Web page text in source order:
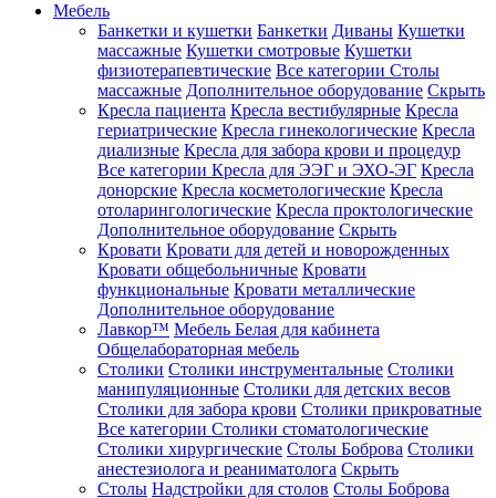
Мебель
Банкетки и кушетки Банкетки Диваны Кушетки
массажные Кушетки смотровые Кушетки
физиотерапевтические Все категории Столы
массажные Дополнительное оборудование Скрыть
Кресла пациента Кресла вестибулярные Кресла
гериатрические Кресла гинекологические Кресла
диализные Кресла для забора крови и процедур
Все категории Кресла для ЭЭГ и ЭХО-ЭГ Кресла
донорские Кресла косметологические Кресла
отоларингологические Кресла проктологические
Дополнительное оборудование Скрыть
Кровати Кровати для детей и новорожденных
Кровати общебольничные Кровати
функциональные Кровати металлические
Дополнительное оборудование
Лавкор™ Мебель Белая для кабинета
Общелабораторная мебель
Столики Столики инструментальные Столики
манипуляционные Столики для детских весов
Столики для забора крови Столики прикроватные
Все категории Столики стоматологические
Столики хирургические Столы Боброва Столики
анестезиолога и реаниматолога Скрыть
Столы Надстройки для столов Столы Боброва